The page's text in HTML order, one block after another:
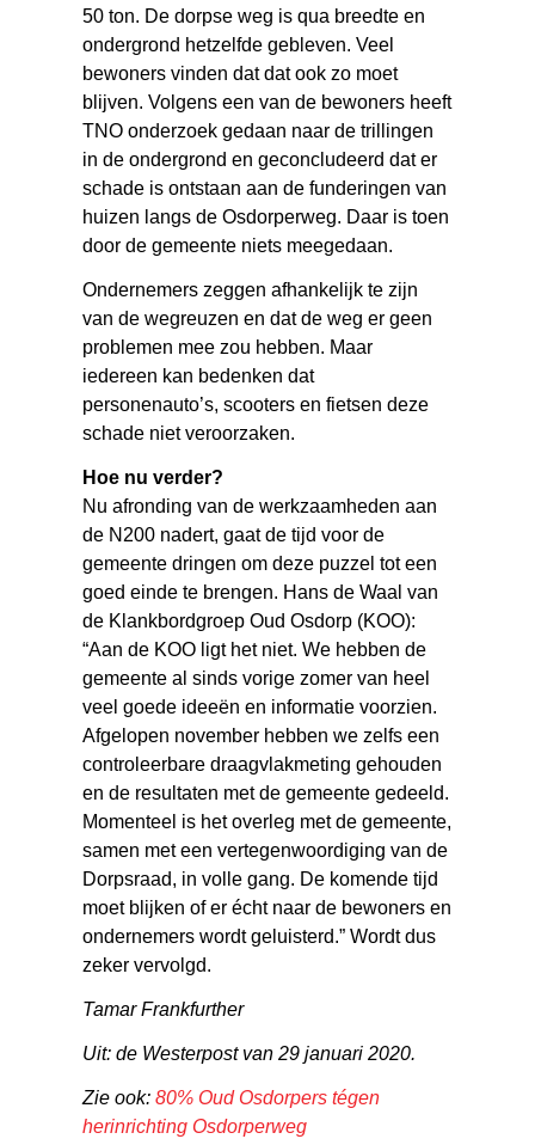
50 ton. De dorpse weg is qua breedte en
ondergrond hetzelfde gebleven. Veel
bewoners vinden dat dat ook zo moet
blijven. Volgens een van de bewoners heeft
TNO onderzoek gedaan naar de trillingen
in de ondergrond en geconcludeerd dat er
schade is ontstaan aan de funderingen van
huizen langs de Osdorperweg. Daar is toen
door de gemeente niets meegedaan.
Ondernemers zeggen afhankelijk te zijn
van de wegreuzen en dat de weg er geen
problemen mee zou hebben. Maar
iedereen kan bedenken dat
personenauto’s, scooters en fietsen deze
schade niet veroorzaken.
Hoe nu verder?
Nu afronding van de werkzaamheden aan
de N200 nadert, gaat de tijd voor de
gemeente dringen om deze puzzel tot een
goed einde te brengen. Hans de Waal van
de Klankbordgroep Oud Osdorp (KOO):
“Aan de KOO ligt het niet. We hebben de
gemeente al sinds vorige zomer van heel
veel goede ideeën en informatie voorzien.
Afgelopen november hebben we zelfs een
controleerbare draagvlakmeting gehouden
en de resultaten met de gemeente gedeeld.
Momenteel is het overleg met de gemeente,
samen met een vertegenwoordiging van de
Dorpsraad, in volle gang. De komende tijd
moet blijken of er écht naar de bewoners en
ondernemers wordt geluisterd.” Wordt dus
zeker vervolgd.
Tamar Frankfurther
Uit: de Westerpost van 29 januari 2020.
Zie ook:80% Oud Osdorpers tégen
herinrichting Osdorperweg